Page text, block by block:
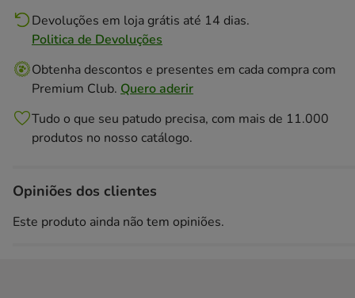
Devoluções em loja grátis até 14 dias.
Politica de Devoluções
Obtenha descontos e presentes em cada compra com
Premium Club. Quero aderir
Tudo o que seu patudo precisa, com mais de 11.000
produtos no nosso catálogo.
Opiniões dos clientes
Este produto ainda não tem opiniões.